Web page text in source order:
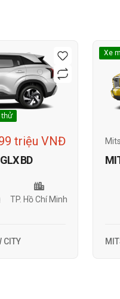
thử
triệu VNĐ
BD
TP. Hồ Chí Minh
CITY
Xe